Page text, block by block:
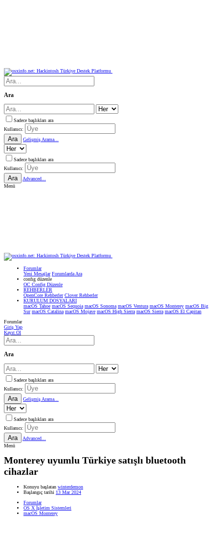
Ara
Sadece başlıkları ara
Kullanıcı:
Ara Gelişmiş Arama...
Sadece başlıkları ara
Kullanıcı:
Ara
Advanced...
Menü
Forumlar
Yeni Mesajlar Forumlarda Ara
confıg düzenle
OC Config Düzenle
REHBERLER
OpenCore Rehberler Clover Rehberler
KURULUM DOSYALARI
macOS Tahoe macOS Sequoia macOS Sonoma macOS Ventura macOS Monterey macOS Big
Sur macOS Catalina macOS Mojave macOS High Sierra macOS Sierra macOS El Capitan
Forumlar
Giriş Yap
Kayıt Ol
Ara
Sadece başlıkları ara
Kullanıcı:
Ara Gelişmiş Arama...
Sadece başlıkları ara
Kullanıcı:
Ara
Advanced...
Menü
Monterey uyumlu Türkiye satışlı bluetooth
cihazlar
Konuyu başlatan winterdemon
Başlangıç tarihi 13 Mar 2024
Forumlar
OS X İşletim Sistemleri
macOS Monterey